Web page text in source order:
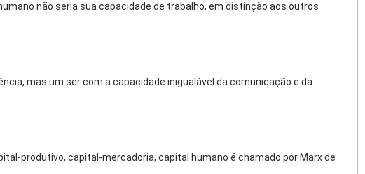
não seria sua capacidade de trabalho, em distinção aos outros
mas um ser com a capacidade inigualável da comunicação e da
produtivo, capital-mercadoria, capital humano é chamado por Marx de